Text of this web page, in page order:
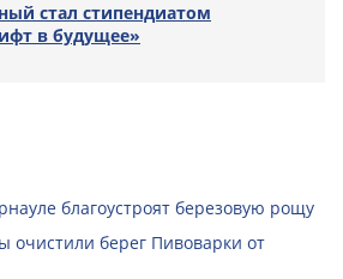
стал стипендиатом
в будущее»
благоустроят березовую рощу
очистили берег Пивоварки от